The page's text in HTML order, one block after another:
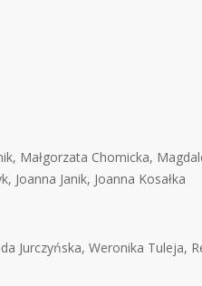
Małgorzata Chomicka,
Joanna Janik, Joanna Kosałka
Jurczyńska, Weronika Tuleja,